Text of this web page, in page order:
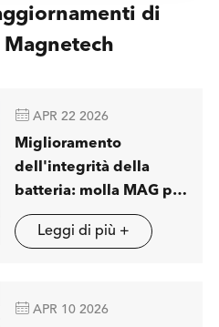
di
Magnetech
 APR 22 2026
Miglioramento
dell'integrità della
batteria: molla MAG per
visualizzare soluzioni
avanzate di separazione
Leggi di più +
 APR 10 2026